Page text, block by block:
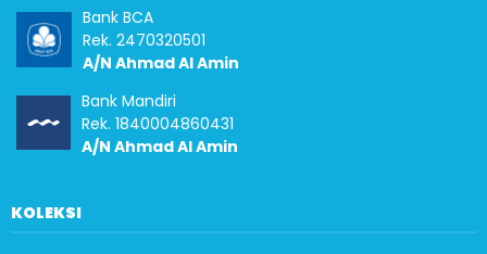
Bank BCA
Rek. 2470320501
A/N Ahmad Al Amin
Bank Mandiri
Rek. 1840004860431
A/N Ahmad Al Amin
KOLEKSI